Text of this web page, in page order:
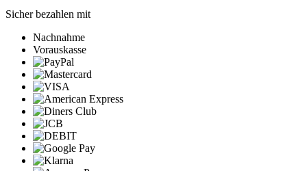
Sicher bezahlen mit
Nachnahme
Vorauskasse